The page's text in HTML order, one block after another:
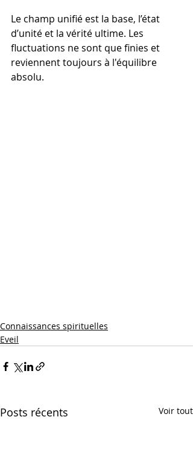
Le champ unifié est la base, l’état
d’unité et la vérité ultime. Les
fluctuations ne sont que finies et
reviennent toujours à l'équilibre
absolu.
Connaissances spirituelles
Eveil
Posts récents Voir tout